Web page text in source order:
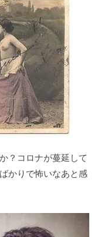
？コロナが蔓延して
かりで怖いなあと感